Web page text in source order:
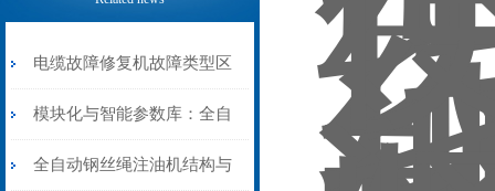
电缆故障修复机故障类型区
分指南：从“绝缘电
阻”到“波形特征”的精准诊
模块化与智能参数库：全自
动电缆修复机的快速换型逻
全自动钢丝绳注油机结构与